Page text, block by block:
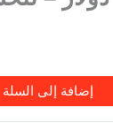
إضافة إلى السلة